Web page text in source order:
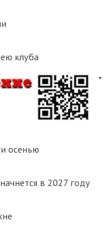
клуба
осенью
в 2027 году